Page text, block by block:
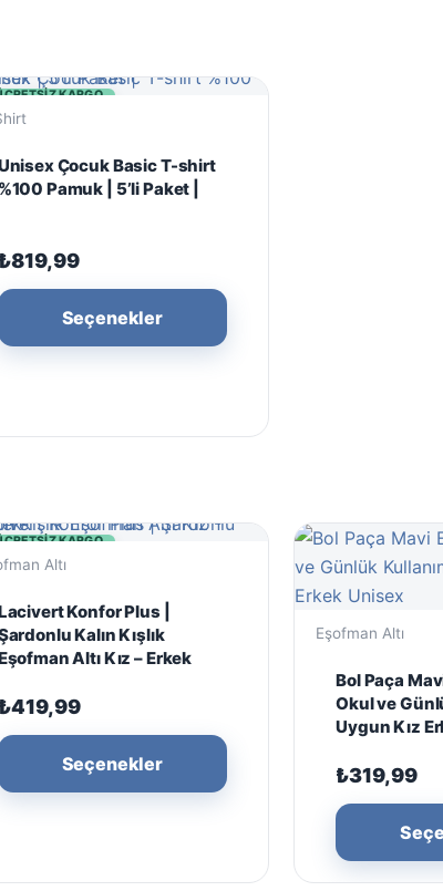
KARGO
Çocuk Basic T-shirt
%100 Pamuk | 5’li Paket |
₺819,99
Seçenekler
sayfasından
seçilebilir
KARGO
Altı
Konfor Plus |
Kalın Kışlık
Altı Kız – Erkek
₺419,99
Seçenekler
varyasyonu
Eşofman Altı
Bol Paça
Okul ve
Uygun Kız
₺319,99